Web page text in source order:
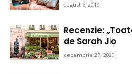
august 6, 2019
Recenzie:
de Sarah Jio
decembrie 27, 2020